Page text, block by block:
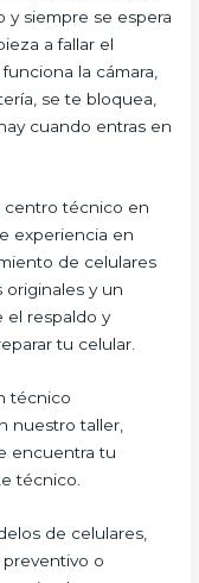
siempre se espera
a fallar el
la cámara,
se te bloquea,
cuando entras en
centro técnico en
experiencia en
de celulares
originales y un
el respaldo y
tu celular.
técnico
nuestro taller,
encuentra tu
técnico.
de celulares,
o